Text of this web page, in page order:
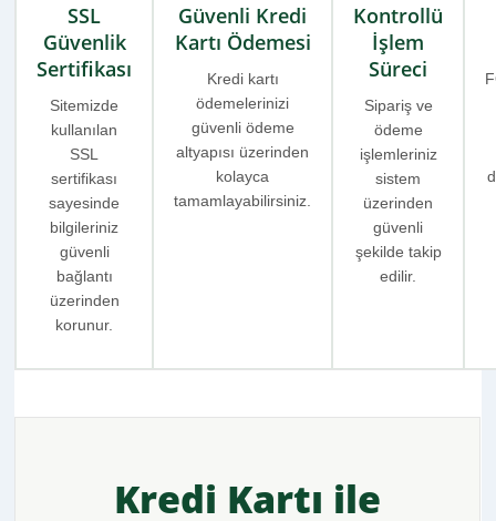
SSL
Güvenlik
Sertifikası
Sitemizde
kullanılan
SSL
sertifikası
sayesinde
bilgileriniz
güvenli
bağlantı
üzerinden
korunur.
Güvenli Kredi
Kartı Ödemesi
Kredi kartı
ödemelerinizi
güvenli ödeme
altyapısı üzerinden
kolayca
tamamlayabilirsiniz.
Kontrollü
İşlem
Süreci
Sipariş ve
ödeme
işlemleriniz
sistem
üzerinden
güvenli
şekilde takip
edilir.
Kredi Kartı ile